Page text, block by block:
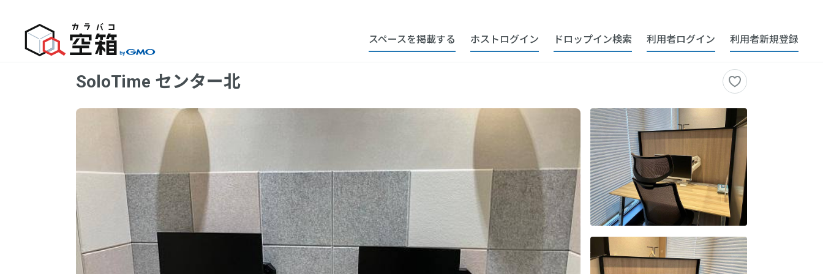
スペースを掲載する ホストログイン ドロップイン検索 利用者ログイン 利用者新規登録
SoloTime センター北